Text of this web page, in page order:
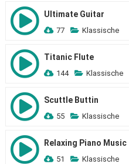
Ultimate Guitar
77 Klassische
Titanic Flute
144 Klassische
Scuttle Buttin
55 Klassische
Relaxing Piano Music
51 Klassische